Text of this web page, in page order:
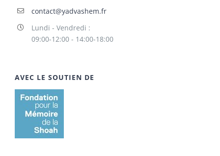
contact@yadvashem.fr
Lundi - Vendredi :
09:00-12:00 - 14:00-18:00
AVEC LE SOUTIEN DE